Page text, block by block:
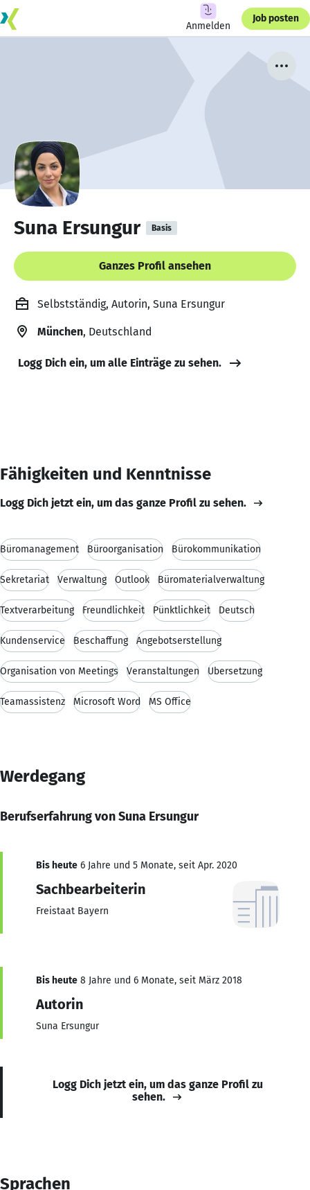
Anmelden
Job posten
Suna Ersungur Basis
Ganzes Profil ansehen
Selbstständig, Autorin, Suna Ersungur
München, Deutschland
Logg Dich ein, um alle Einträge zu sehen.
Fähigkeiten und Kenntnisse
Logg Dich jetzt ein, um das ganze Profil zu sehen.
Büromanagement Büroorganisation Bürokommunikation
Sekretariat Verwaltung Outlook Büromaterialverwaltung
Textverarbeitung Freundlichkeit Pünktlichkeit Deutsch
Kundenservice Beschaffung Angebotserstellung
Organisation von Meetings Veranstaltungen Übersetzung
Teamassistenz Microsoft Word MS Office
Werdegang
Berufserfahrung von Suna Ersungur
Bis heute 6 Jahre und 5 Monate, seit Apr. 2020
Sachbearbeiterin
Freistaat Bayern
Bis heute 8 Jahre und 6 Monate, seit März 2018
Autorin
Suna Ersungur
Logg Dich jetzt ein, um das ganze Profil zu
sehen.
Sprachen